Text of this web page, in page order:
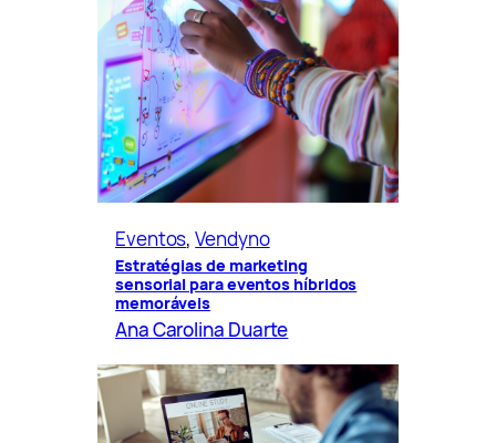
Eventos, Vendyno
Estratégias de marketing
sensorial para eventos híbridos
memoráveis
Ana Carolina Duarte